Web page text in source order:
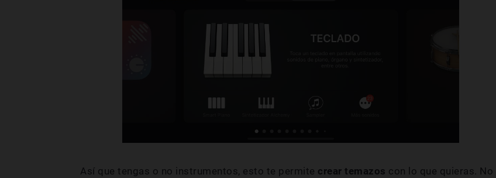
Así que tengas o no instrumentos, esto te permite crear temazos con lo que quieras. No